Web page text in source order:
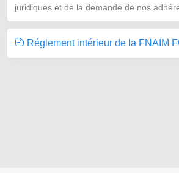
juridiques et de la demande de nos
Réglement intérieur de la FNAIM